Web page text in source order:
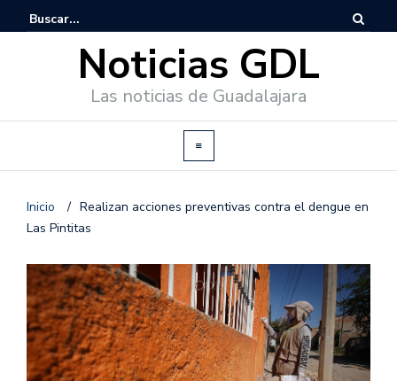
Noticias GDL
Las noticias de Guadalajara
Inicio / Realizan acciones preventivas contra el dengue en
Las Pintitas